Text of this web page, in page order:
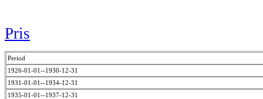
Pris
Period
1926-01-01--1930-12-31
1931-01-01--1934-12-31
1935-01-01--1937-12-31